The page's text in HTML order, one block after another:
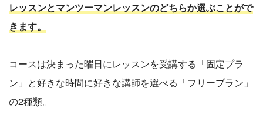
レッスンとマンツーマンレッスンのどちらか選ぶことがで
きます。
コースは決まった曜日にレッスンを受講する「固定プラ
ン」と好きな時間に好きな講師を選べる「フリープラン」
の2種類。